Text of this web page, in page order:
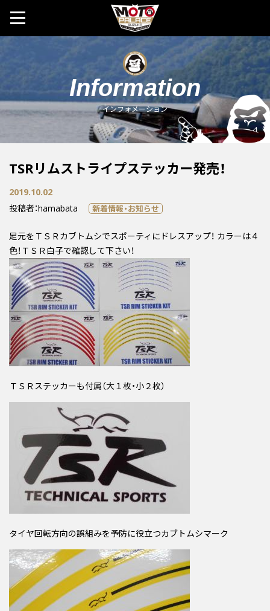
Information
インフォメーション
TSRリムストライプステッカー発売！
2019.10.02
投稿者：hamabata
新着情報・お知らせ
足元をＴＳＲカブトムシでスポーティにドレスアップ！ カラーは４
色！ＴＳＲ白子で確認して下さい！
ＴＳＲステッカーも付属（大１枚・小２枚）
タイヤ回転方向の誤組みを予防に役立つカブトムシマーク